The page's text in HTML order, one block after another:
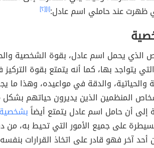
ظهرت عند حاملي اسم عادل:[١] [٢]
الذي يحمل اسم عادل، بقوة الشخصية
يتواجد بها، كما أنه يتمتع بقوة
والحياتية، والدقة في مواعيده، وهذا ما
المنظمين الذين يديرون حياتهم
إلى أن حامل اسم عادل يتمتع أيضاً
على جميع الأمور التي تحيط به،
آخر فهو قادر على اتخاذ القرارات